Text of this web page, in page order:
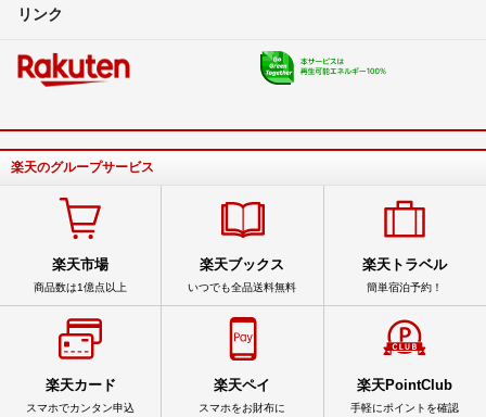
リンク
楽天のグループサービス
楽天市場
商品数は1億点以上
楽天ブックス
いつでも全品送料無料
楽天トラベル
簡単宿泊予約！
楽天カード
スマホでカンタン申込
楽天ペイ
スマホをお財布に
楽天PointClub
手軽にポイントを確認